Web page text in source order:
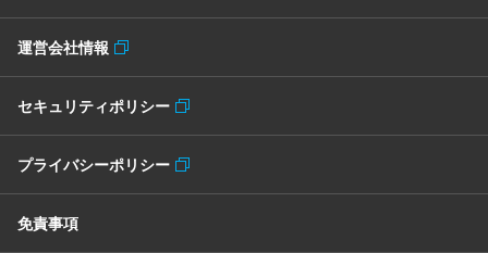
運営会社情報
セキュリティポリシー
プライバシーポリシー
免責事項